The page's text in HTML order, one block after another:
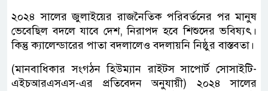
২০২৪ সালের জুলাইয়ের রাজনৈতিক পরিবর্তনের পর মানুষ
ভেবেছিল বদলে যাবে দেশ, নিরাপদ হবে শিশুদের ভবিষ্যৎ।
কিন্তু ক্যালেন্ডারের পাতা বদলালেও বদলায়নি নিষ্ঠুর বাস্তবতা।
(মানবাধিকার সংগঠন হিউম্যান রাইটস সাপোর্ট সোসাইটি-
এইচআরএসএস-এর প্রতিবেদন অনুযায়ী) ২০২৪ সালের